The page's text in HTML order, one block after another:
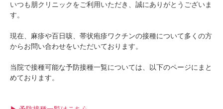
いつも朋クリニックをご利用いただき、誠にありがとうございま
す。
現在、麻疹や百日咳、帯状疱疹ワクチンの接種について多くの方
からお問い合わせをいただいております。
当院で接種可能な予防接種一覧については、以下のページにまと
めております。